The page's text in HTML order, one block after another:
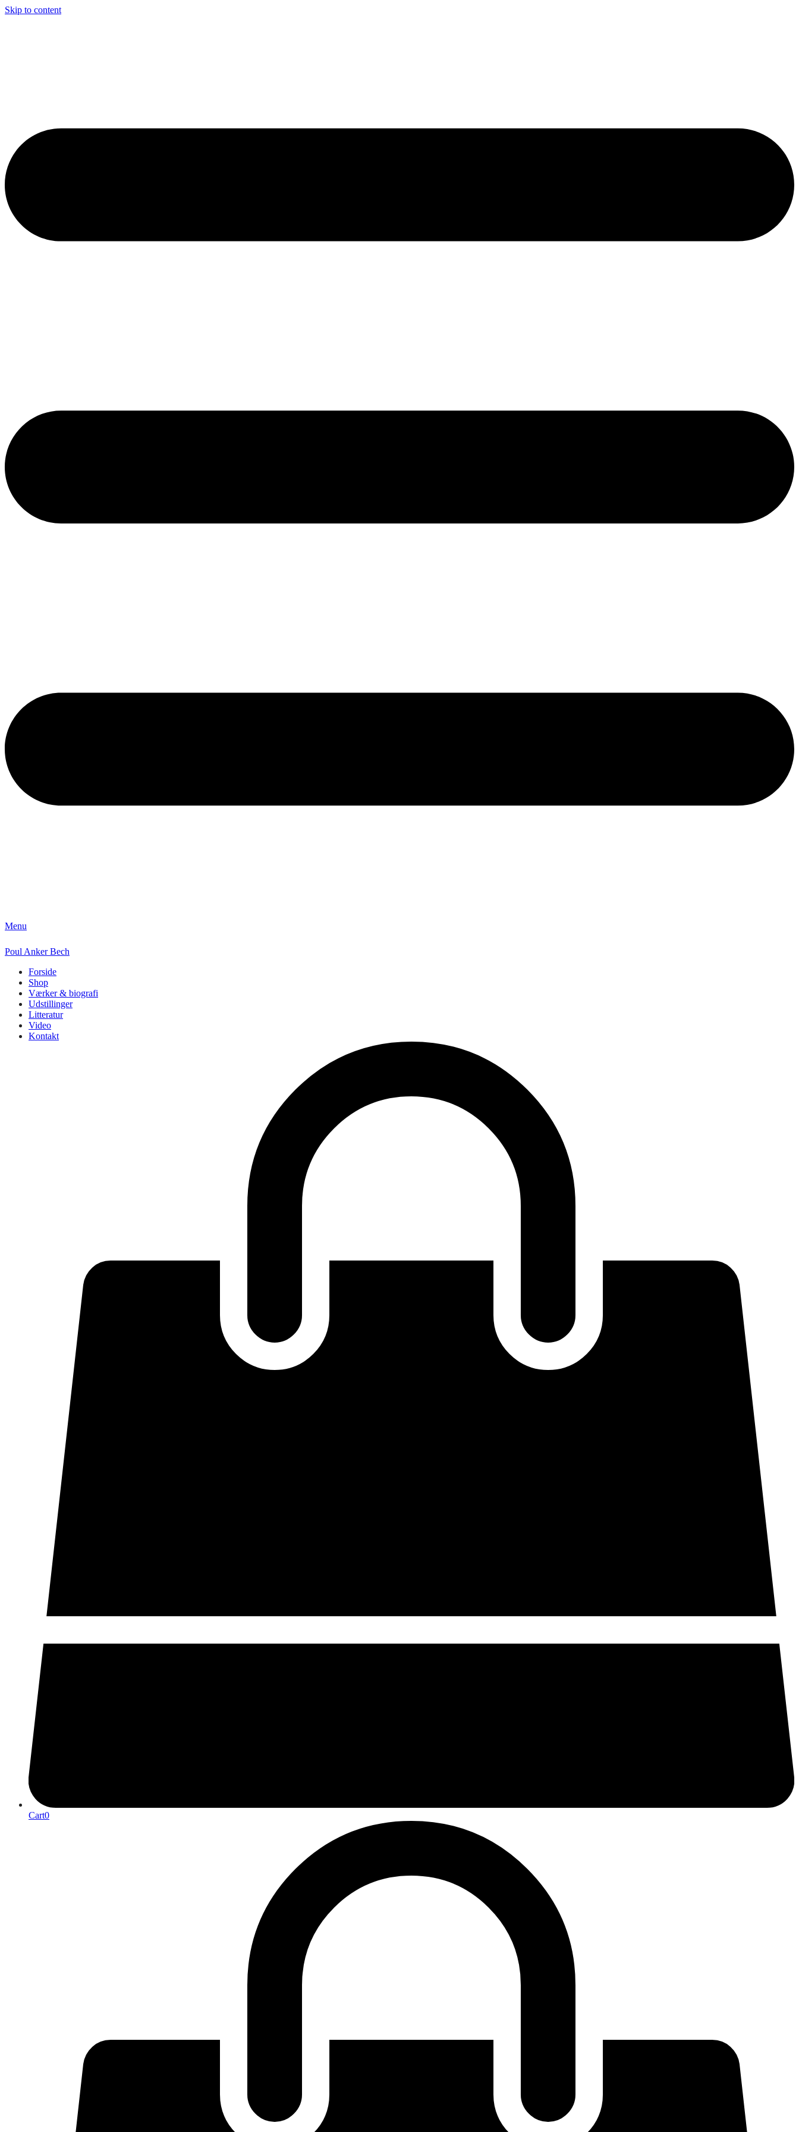
Skip to content
Menu
Poul Anker Bech
Forside
Shop
Værker & biografi
Udstillinger
Litteratur
Video
Kontakt
Cart0